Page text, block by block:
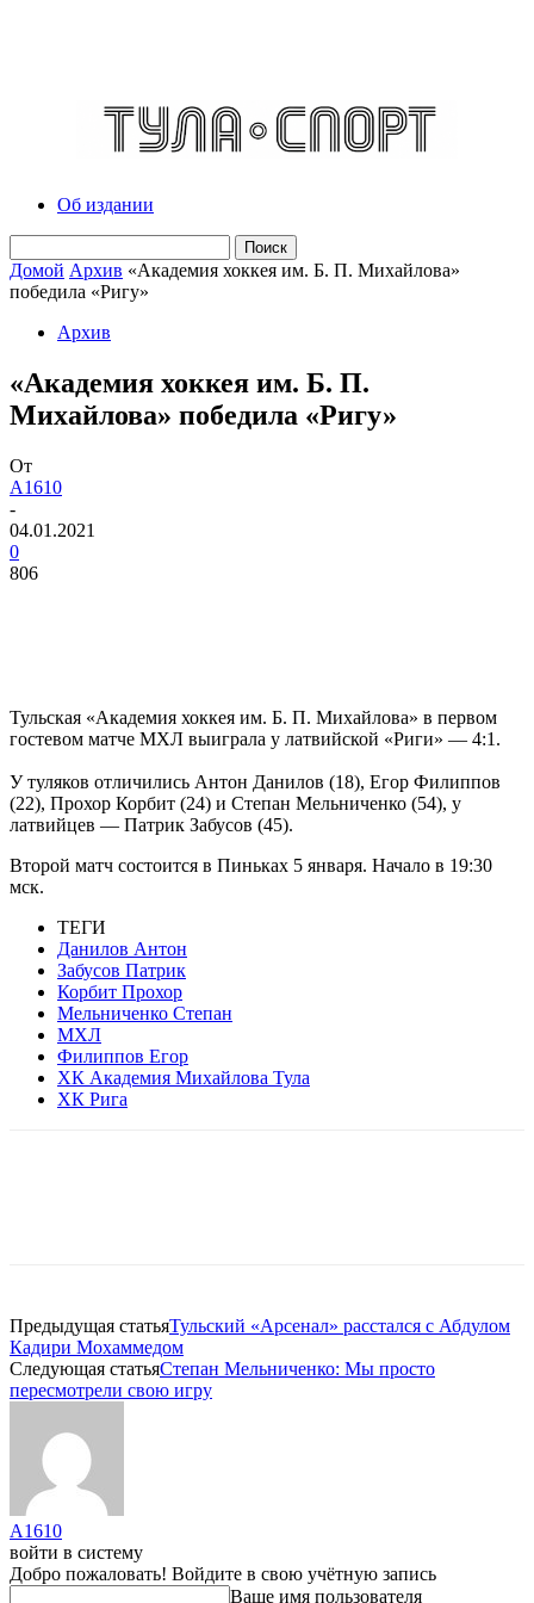
Об издании
Домой Архив «Академия хоккея им. Б. П. Михайлова»
победила «Ригу»
Архив
«Академия хоккея им. Б. П.
Михайлова» победила «Ригу»
От
A1610
-
04.01.2021
0
806
Тульская «Академия хоккея им. Б. П. Михайлова» в первом
гостевом матче МХЛ выиграла у латвийской «Риги» — 4:1.
У туляков отличились Антон Данилов (18), Егор Филиппов
(22), Прохор Корбит (24) и Степан Мельниченко (54), у
латвийцев — Патрик Забусов (45).
Второй матч состоится в Пиньках 5 января. Начало в 19:30
мск.
ТЕГИ
Данилов Антон
Забусов Патрик
Корбит Прохор
Мельниченко Степан
МХЛ
Филиппов Егор
ХК Академия Михайлова Тула
ХК Рига
Предыдущая статьяТульский «Арсенал» расстался с Абдулом
Кадири Мохаммедом
Следующая статьяСтепан Мельниченко: Мы просто
пересмотрели свою игру
A1610
войти в систему
Добро пожаловать! Войдите в свою учётную запись
Ваше имя пользователя